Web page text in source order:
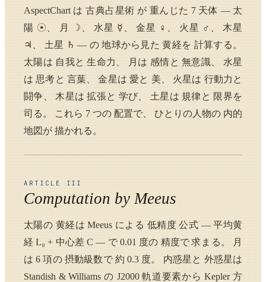
AspectChart は 古典占星術 が 重んじた 7 天体 — 太
陽 ☉、 月 ☽、 水星 ☿、 金星 ♀、 火星 ♂、 木星
♃、 土星 ♄ — の 地球から見た 黄経を 計算する。
太陽は 自我と 生命力、 月は 感情と 無意識、 水星
は 思考と 言葉、 金星は 愛と 美、 火星は 行動力と
闘争、 木星は 拡張と 学び、 土星は 規律と 限界を
司る。 これら 7 つの 配置で、 ひとりの人物の 内的
地図が 描かれる。
ARTICLE III
Computation by Meeus
太陽の 黄経は Meeus による 低精度 公式 — 平均黄
経 L₀ + 中心差 C — で 0.01 度の 精度で 求まる。 月
は 6 項の 摂動級数で 約 0.3 度。 内惑星と 外惑星は
Standish & Williams の J2000 軌道要素から Kepler 方